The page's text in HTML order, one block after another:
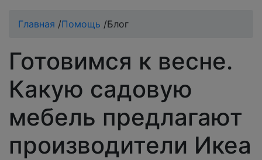
Главная /Помощь /Блог
Готовимся к весне.
Какую садовую
мебель предлагают
производители Икеа